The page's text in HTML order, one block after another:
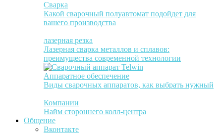
Сварка
Какой сварочный полуавтомат подойдет для
вашего производства
лазерная резка
Лазерная сварка металлов и сплавов:
преимущества современной технологии
Аппаратное обеспечение
Виды сварочных аппаратов, как выбрать нужный
Компании
Найм стороннего колл-центра
Общение
Вконтакте